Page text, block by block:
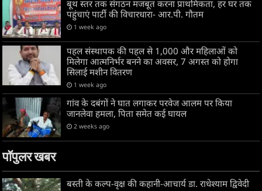
बूथ स्तर तक संगठन मजबूत करना प्राथमिकता, हर घर तक
पहुंचाएं पार्टी की विचारधारा- आर.पी. गौतम
1 week ago
पहल संस्थापक की पहल से 1,000 और महिलाओं को
मिलेगा आत्मनिर्भर बनने का अवसर, 7 अगस्त को होगा
सिलाई मशीन वितरण
1 week ago
गांव के दबंगों ने घात लगाकर परवेज आलम पर किया
जानलेवा हमला, पिता समेत कई घायल
2 weeks ago
पॉपुलर खबर
बस्ती के कल्प-वृक्ष की कहानी-आचार्य डा. राधेश्याम द्विवेदी